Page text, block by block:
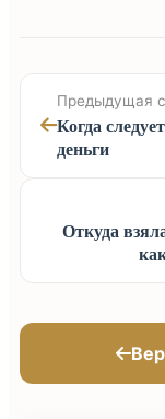
Предыдущая
Когда
деньги
Откуда